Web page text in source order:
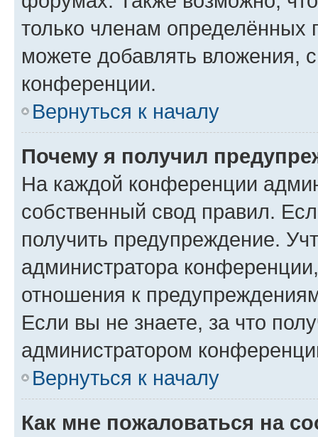
только членам определённых
можете добавлять вложения,
конференции.
Вернуться к началу
Почему я получил
На каждой конференции
собственный свод правил.
получить предупреждение.
администратора
отношения к
Если вы не знаете, за что
администратором
Вернуться к началу
Как мне пожаловаться на